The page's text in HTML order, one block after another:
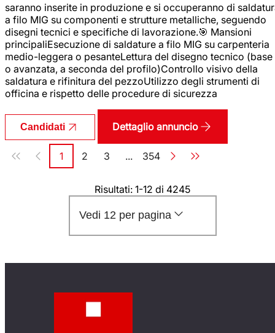
saranno inserite in produzione e si occuperanno di
a filo MIG su componenti e strutture metalliche, seguendo
disegni tecnici e specifiche di lavorazione.🎯 Mansioni
principaliEsecuzione di saldature a filo MIG su carpenteria
medio-leggera o pesanteLettura del disegno tecnico (base
o avanzata, a seconda del profilo)Controllo visivo della
saldatura e rifinitura del pezzoUtilizzo degli strumenti di
officina e rispetto delle procedure di sicurezza
Candidati Dettaglio annuncio
Paginazione
Pagina
1 Pagina
2 Pagina
3 ... Pagina
354
Risultati: 1-12 di 4245
Vedi 12 per pagina